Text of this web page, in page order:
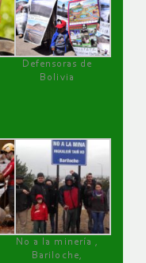
Defensoras de
Bolivia
No a la minería ,
Bariloche,